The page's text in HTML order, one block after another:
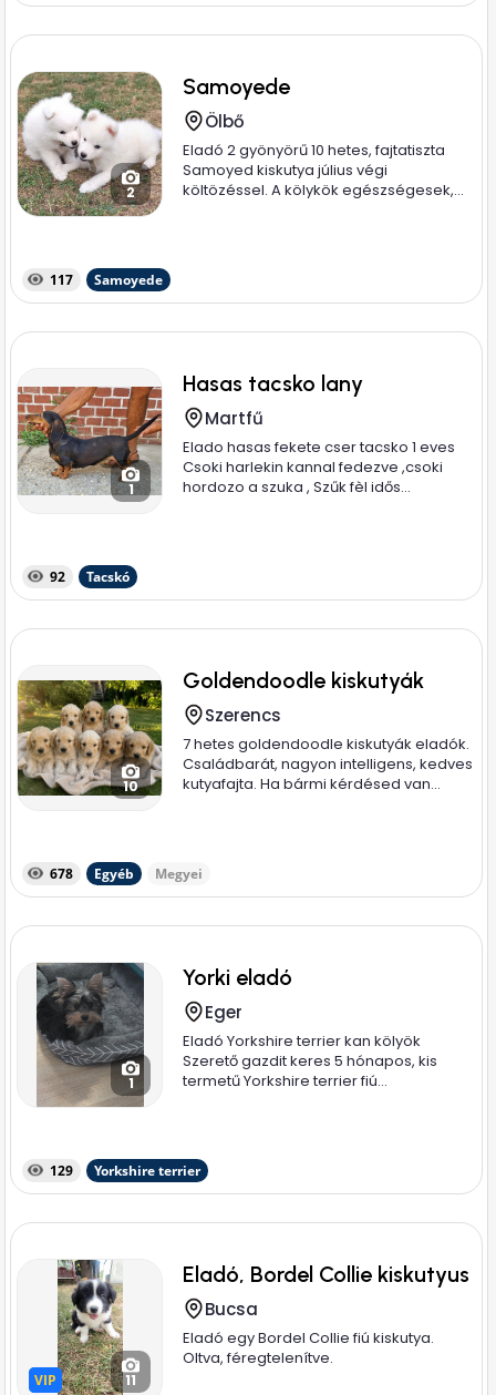
2
Samoyede
Ölbő
Eladó 2 gyönyörű 10 hetes, fajtatiszta
Samoyed kiskutya július végi
költözéssel. A kölykök egészségesek,...
117 Samoyede
1
Hasas tacsko lany
Martfű
Elado hasas fekete cser tacsko 1 eves
Csoki harlekin kannal fedezve ,csoki
hordozo a szuka , Szűk fèl idős...
92 Tacskó
10
Goldendoodle kiskutyák
Szerencs
7 hetes goldendoodle kiskutyák eladók.
Családbarát, nagyon intelligens, kedves
kutyafajta. Ha bármi kérdésed van...
678 Egyéb Megyei
1
Yorki eladó
Eger
Eladó Yorkshire terrier kan kölyök
Szerető gazdit keres 5 hónapos, kis
termetű Yorkshire terrier fiú...
129 Yorkshire terrier
VIP
VIP 11
Eladó, Bordel Collie kiskutyus
Bucsa
Eladó egy Bordel Collie fiú kiskutya.
Oltva, féregtelenítve.